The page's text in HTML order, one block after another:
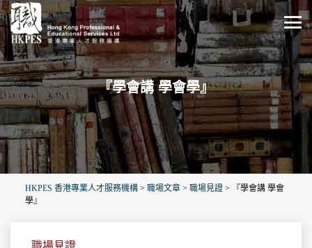
『學會講 學會學』
HKPES 香港專業人才服務機構 > 職場文章 > 職場見證 >
『學會講 學會
學』
職場見證